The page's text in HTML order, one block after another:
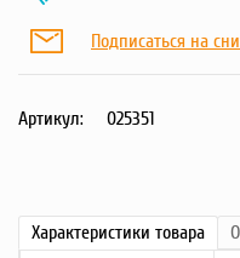
Подписаться на
Артикул: 025351
Характеристики товара